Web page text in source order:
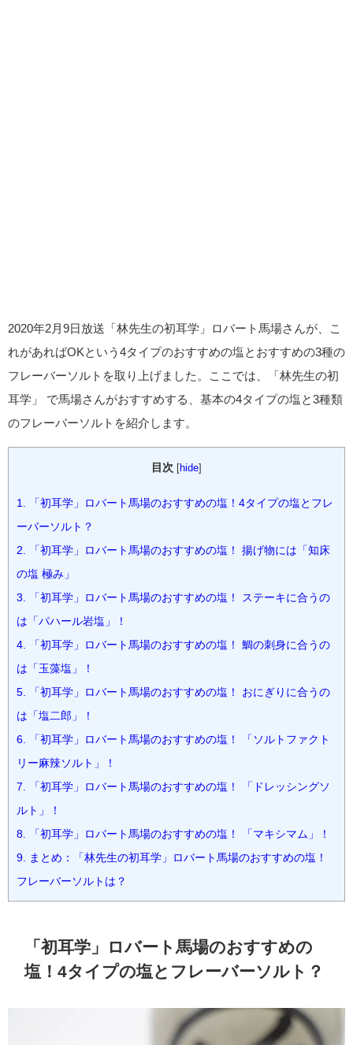
2020年2月9日放送「林先生の初耳学」ロバート馬場さんが、こ
れがあればOKという4タイプのおすすめの塩とおすすめの3種の
フレーバーソルトを取り上げました。ここでは、「林先生の初
耳学」 で馬場さんがおすすめする、基本の4タイプの塩と3種類
のフレーバーソルトを紹介します。
目次 [hide]
1. 「初耳学」ロバート馬場のおすすめの塩！4タイプの塩とフレ
ーバーソルト？
2. 「初耳学」ロバート馬場のおすすめの塩！ 揚げ物には「知床
の塩 極み」
3. 「初耳学」ロバート馬場のおすすめの塩！ ステーキに合うの
は「パハール岩塩」！
4. 「初耳学」ロバート馬場のおすすめの塩！ 鯛の刺身に合うの
は「玉藻塩」！
5. 「初耳学」ロバート馬場のおすすめの塩！ おにぎりに合うの
は「塩二郎」！
6. 「初耳学」ロバート馬場のおすすめの塩！ 「ソルトファクト
リー麻辣ソルト」！
7. 「初耳学」ロバート馬場のおすすめの塩！ 「ドレッシングソ
ルト」！
8. 「初耳学」ロバート馬場のおすすめの塩！ 「マキシマム」！
9. まとめ：「林先生の初耳学」ロバート馬場のおすすめの塩！
フレーバーソルトは？
「初耳学」ロバート馬場のおすすめの
塩！4タイプの塩とフレーバーソルト？